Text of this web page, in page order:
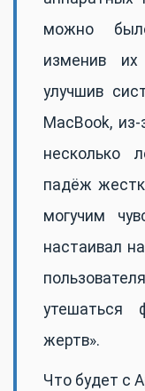
можно
изменив
улучшив
MacBook,
несколько
падёж
могучим
настаивал
утешаться
жертв».
Что будет с